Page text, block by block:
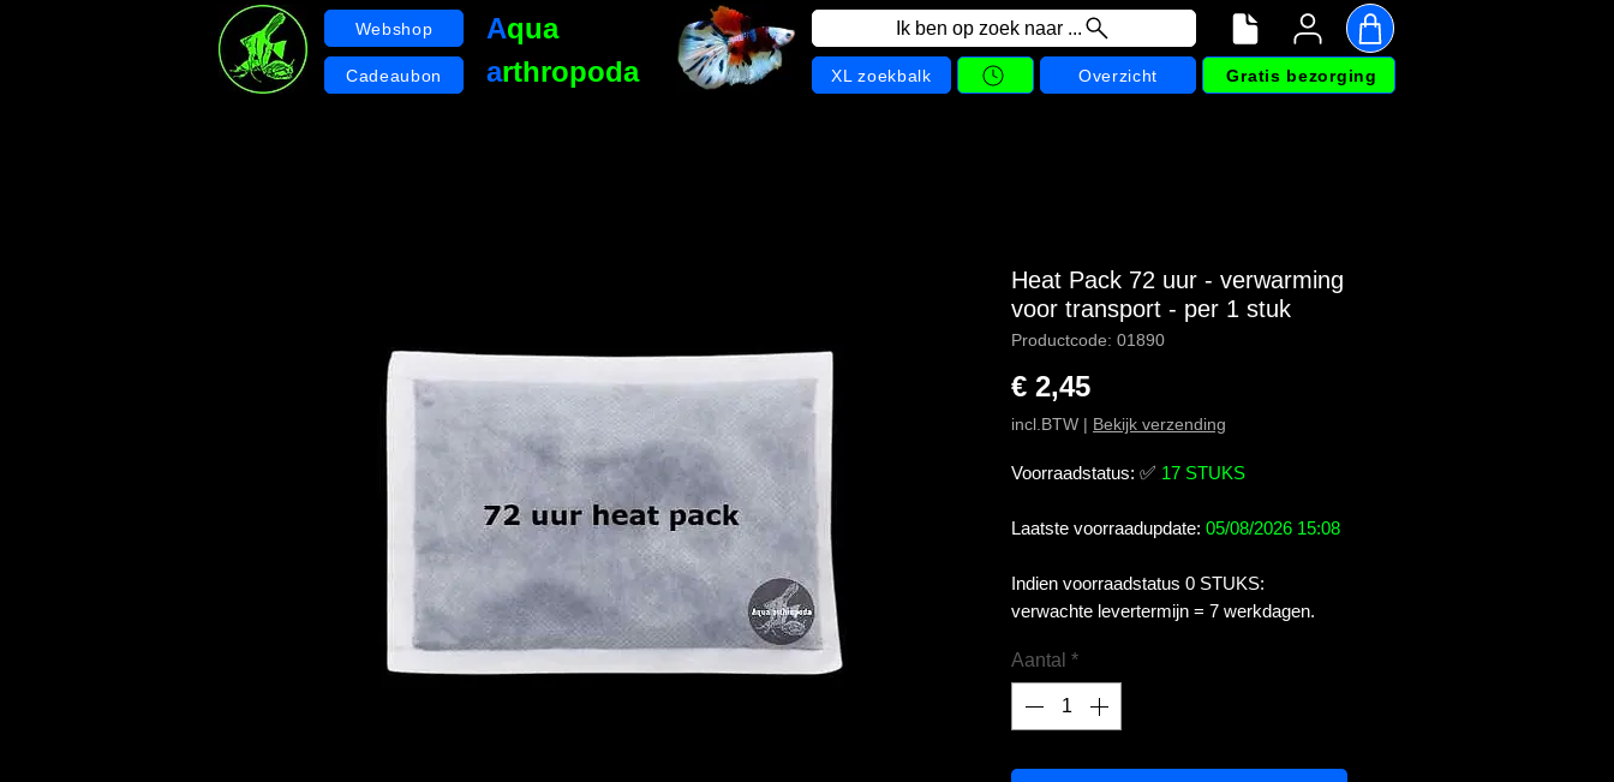
Webshop
Cadeaubon
Aqua
arthropoda
Ik ben op zoek naar ...
XL zoekbalk Overzicht Gratis bezorging
Heat Pack 72 uur - verwarming
voor transport - per 1 stuk
Productcode: 01890
€ 2,45Prijs
incl.BTW | Bekijk verzending
Voorraadstatus: ✅ 17 STUKS
Laatste voorraadupdate: 05/08/2026 15:08
Indien voorraadstatus 0 STUKS:
verwachte levertermijn = 7 werkdagen.
Aantal *